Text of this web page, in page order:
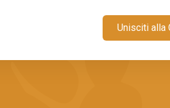
Unisciti alla